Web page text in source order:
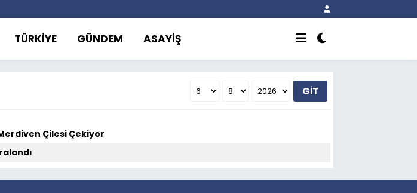
TÜRKİYE GÜNDEM ASAYİŞ
GİT
Çilesi Çekiyor